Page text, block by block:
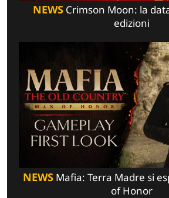
NEWSCrimson Moon: la
edizioni
NEWS Mafia: Terra Madre si
of Honor